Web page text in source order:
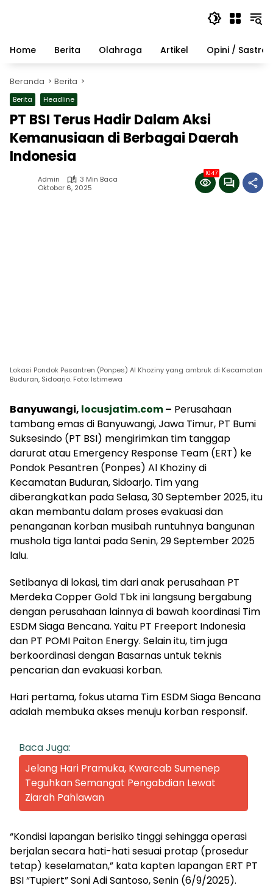
Home
Berita Olahraga Artikel Opini / Sastra
Beranda Berita
Berita Headline
PT BSI Terus Hadir Dalam Aksi
Kemanusiaan di Berbagai Daerah
Indonesia
Admin
3 Min Baca
Oktober 6, 2025
1047
Lokasi Pondok Pesantren (Ponpes) Al Khoziny yang ambruk di Kecamatan
Buduran, Sidoarjo. Foto: Istimewa
Banyuwangi, locusjatim.com– Perusahaan
tambang emas di Banyuwangi, Jawa Timur, PT Bumi
Suksesindo (PT BSI) mengirimkan tim tanggap
darurat atau Emergency Response Team (ERT) ke
Pondok Pesantren (Ponpes) Al Khoziny di
Kecamatan Buduran, Sidoarjo. Tim yang
diberangkatkan pada Selasa, 30 September 2025, itu
akan membantu dalam proses evakuasi dan
penanganan korban musibah runtuhnya bangunan
mushola tiga lantai pada Senin, 29 September 2025
lalu.
Setibanya di lokasi, tim dari anak perusahaan PT
Merdeka Copper Gold Tbk ini langsung bergabung
dengan perusahaan lainnya di bawah koordinasi Tim
ESDM Siaga Bencana. Yaitu PT Freeport Indonesia
dan PT POMI Paiton Energy. Selain itu, tim juga
berkoordinasi dengan Basarnas untuk teknis
pencarian dan evakuasi korban.
Hari pertama, fokus utama Tim ESDM Siaga Bencana
adalah membuka akses menuju korban responsif.
Baca Juga:
Jelang Hari Pramuka, Kwarcab Sumenep
Teguhkan Semangat Pengabdian Lewat
Ziarah Pahlawan
“Kondisi lapangan berisiko tinggi sehingga operasi
berjalan secara hati-hati sesuai protap (prosedur
tetap) keselamatan,” kata kapten lapangan ERT PT
BSI “Tupiert” Soni Adi Santoso, Senin (6/9/2025).